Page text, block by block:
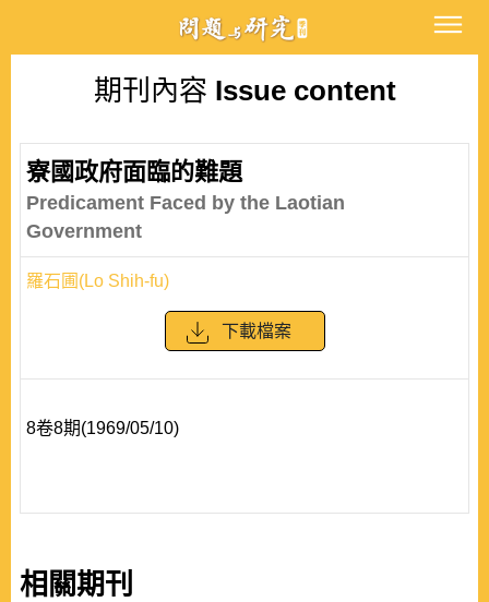
期刊內容 Issue content
寮國政府面臨的難題
Predicament Faced by the Laotian
Government
羅石圃(Lo Shih-fu)
下載檔案
8卷8期(1969/05/10)
相關期刊